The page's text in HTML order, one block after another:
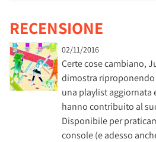
RECENSIONE
02/11/2016
Certe cose cambiano,
dimostra
una playlist aggiornata
hanno contribuito al
Disponibile per
console (e adesso